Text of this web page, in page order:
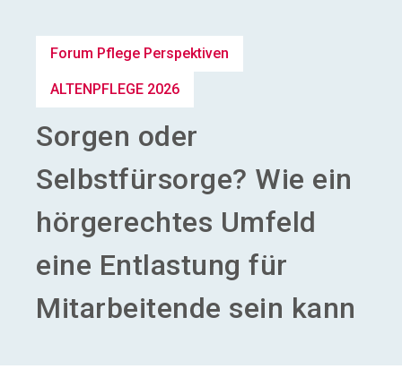
Forum Pflege Perspektiven
ALTENPFLEGE 2026
Sorgen oder
Selbstfürsorge? Wie ein
hörgerechtes Umfeld
eine Entlastung für
Mitarbeitende sein kann